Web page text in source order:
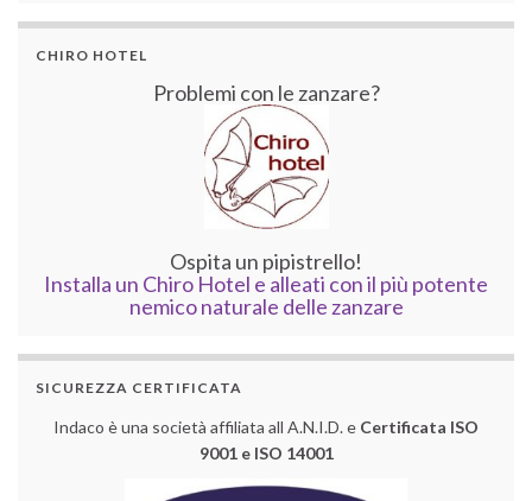
CHIRO HOTEL
Problemi con le zanzare?
Ospita un pipistrello!
Installa un Chiro Hotel e alleati con il più potente
nemico naturale delle zanzare
SICUREZZA CERTIFICATA
Indaco è una società affiliata all A.N.I.D. e Certificata ISO
9001 e ISO 14001